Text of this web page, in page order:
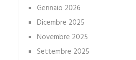
Gennaio 2026
Dicembre 2025
Novembre 2025
Settembre 2025